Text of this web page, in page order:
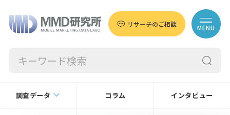
リサーチのご相談 MENU
調査データ コラム インタビュー